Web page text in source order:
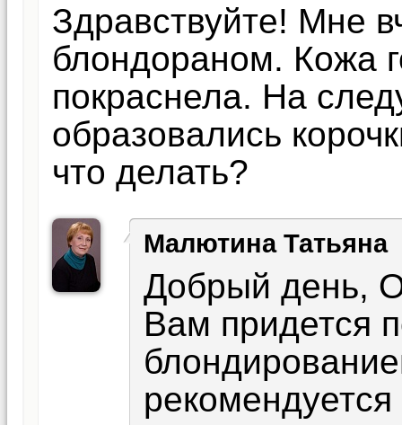
Здравствуйте! Мне
блондораном. Кожа
покраснела. На
образовались
что делать?
Малютина Татьяна
Добрый день,
Вам придется